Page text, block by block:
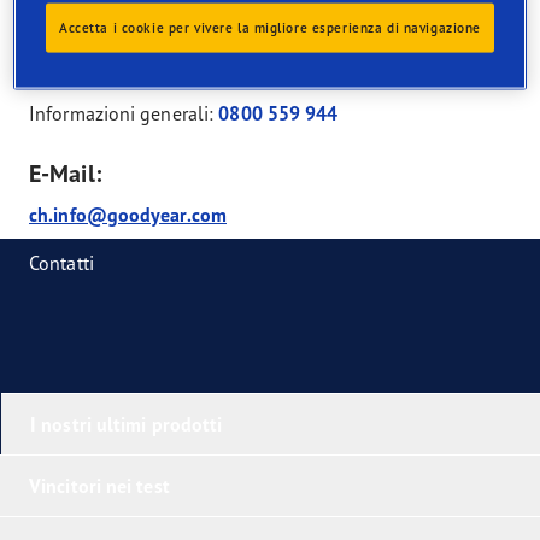
CH-8604 Volketswil
Informazioni generali:0800 559 944
E-Mail:
ch.info@goodyear.com
Contatti
Accetta i cookie per vivere la migliore esperienza di navigazione